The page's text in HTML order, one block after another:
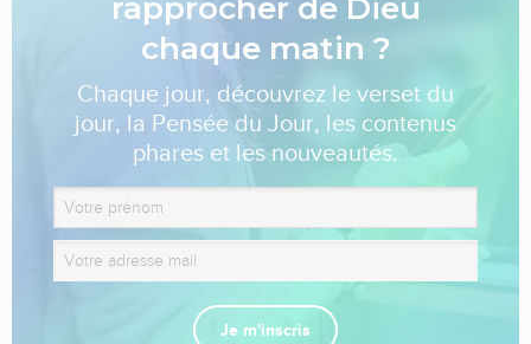
chaque matin ?
Chaque jour, découvrez le verset du
jour, la Pensée du Jour, les contenus
phares et les nouveautés.
Je m'inscris